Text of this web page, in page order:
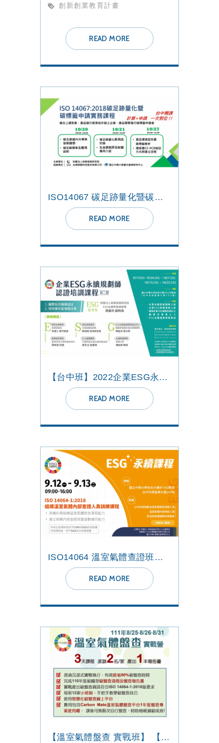
創新創業教育計畫
READ MORE
ISO14067 碳足跡量化暨碳標籤班【ESG-永續課程】2022興大班
READ MORE
【台中班】2022企業ESG永續規劃師 認證培訓課程
READ MORE
ISO14064 溫室氣體查證班【ESG-永續課程】 2022興大班
READ MORE
【溫室氣體盤查 實戰班】 【ESG-永續課程】2022 興大班